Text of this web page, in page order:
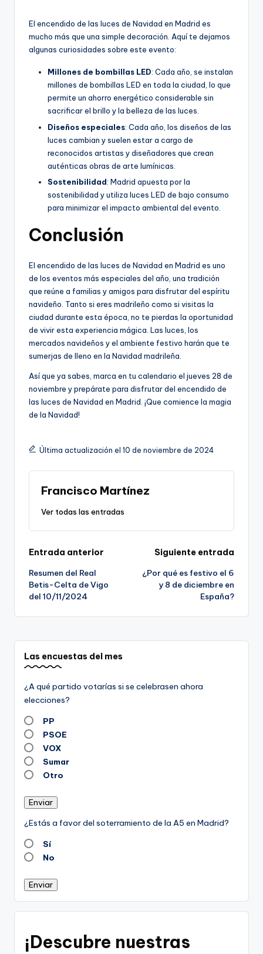
El encendido de las luces de Navidad en Madrid es
mucho más que una simple decoración. Aquí te dejamos
algunas curiosidades sobre este evento:
Millones de bombillas LED: Cada año, se instalan
millones de bombillas LED en toda la ciudad, lo que
permite un ahorro energético considerable sin
sacrificar el brillo y la belleza de las luces.
Diseños especiales: Cada año, los diseños de las
luces cambian y suelen estar a cargo de
reconocidos artistas y diseñadores que crean
auténticas obras de arte lumínicas.
Sostenibilidad: Madrid apuesta por la
sostenibilidad y utiliza luces LED de bajo consumo
para minimizar el impacto ambiental del evento.
Conclusión
El encendido de las luces de Navidad en Madrid es uno
de los eventos más especiales del año, una tradición
que reúne a familias y amigos para disfrutar del espíritu
navideño. Tanto si eres madrileño como si visitas la
ciudad durante esta época, no te pierdas la oportunidad
de vivir esta experiencia mágica. Las luces, los
mercados navideños y el ambiente festivo harán que te
sumerjas de lleno en la Navidad madrileña.
Así que ya sabes, marca en tu calendario el jueves 28 de
noviembre y prepárate para disfrutar del encendido de
las luces de Navidad en Madrid. ¡Que comience la magia
de la Navidad!
Última actualización el 10 de noviembre de 2024
Francisco Martínez
Ver todas las entradas
Navegación
de
entradas
Entrada anterior
Resumen del Real
Betis-Celta de Vigo
del 10/11/2024
Siguiente entrada
¿Por qué es festivo el 6
y 8 de diciembre en
España?
Las encuestas del mes
¿A qué partido votarías si se celebrasen ahora
elecciones?
PP
PSOE
VOX
Sumar
Otro
Enviar
¿Estás a favor del soterramiento de la A5 en Madrid?
Sí
No
Enviar
¡Descubre nuestras